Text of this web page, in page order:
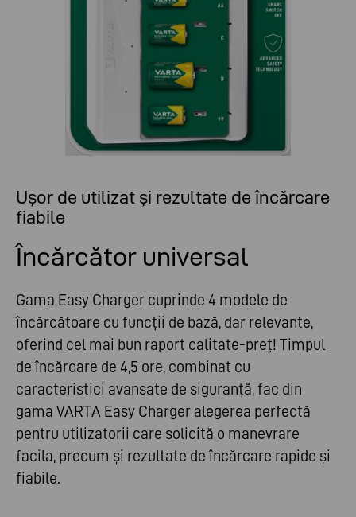
Ușor de utilizat și rezultate de încărcare
fiabile
Încărcător universal
Gama Easy Charger cuprinde 4 modele de
încărcătoare cu funcții de bază, dar relevante,
oferind cel mai bun raport calitate-preț! Timpul
de încărcare de 4,5 ore, combinat cu
caracteristici avansate de siguranță, fac din
gama VARTA Easy Charger alegerea perfectă
pentru utilizatorii care solicită o manevrare
facila, precum și rezultate de încărcare rapide și
fiabile.